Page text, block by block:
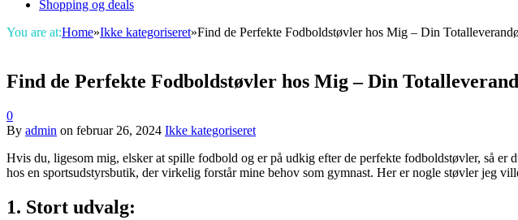
Shopping og deals
You are at:Home»Ikke kategoriseret»Find de Perfekte Fodboldstøvler hos Mig – Din
Find de Perfekte Fodboldstøvler hos Mig – Din
0
By admin on februar 26, 2024 Ikke kategoriseret
Hvis du, ligesom mig, elsker at spille fodbold og er på udkig efter de perfekte fodboldstøvler, så
hos en sportsudstyrsbutik, der virkelig forstår mine behov som gymnast. Her er nogle støvler jeg
1. Stort udvalg: